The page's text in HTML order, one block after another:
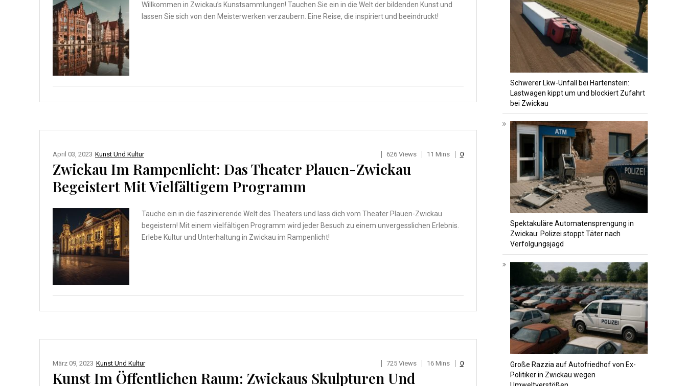
Willkommen in Zwickau’s Kunstsammlungen! Tauchen Sie ein in die Welt der bildenden Kunst und
lassen Sie sich von den Meisterwerken verzaubern. Eine Reise, die inspiriert und beeindruckt!
Kunst Und Kultur
April 03, 2023 626 Views 11 Mins 0
Zwickau Im Rampenlicht: Das Theater Plauen-Zwickau
Begeistert Mit Vielfältigem Programm
Tauche ein in die faszinierende Welt des Theaters und lass dich vom Theater Plauen-Zwickau
begeistern! Mit einem vielfältigen Programm wird jeder Besuch zu einem unvergesslichen Erlebnis.
Erlebe Kultur und Unterhaltung in Zwickau im Rampenlicht!
Kunst Und Kultur
März 09, 2023 725 Views 16 Mins 0
Kunst Im Öffentlichen Raum: Zwickaus Skulpturen Und
Schwerer Lkw-Unfall bei Hartenstein:
Lastwagen kippt um und blockiert Zufahrt
bei Zwickau
Spektakuläre Automatensprengung in
Zwickau: Polizei stoppt Täter nach
Verfolgungsjagd
Große Razzia auf Autofriedhof von Ex-
Politiker in Zwickau wegen